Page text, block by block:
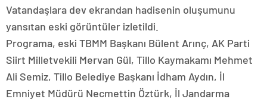
Vatandaşlara dev ekrandan hadisenin oluşumunu
yansıtan eski görüntüler izletildi.
Programa, eski TBMM Başkanı Bülent Arınç, AK Parti
Siirt Milletvekili Mervan Gül, Tillo Kaymakamı Mehmet
Ali Semiz, Tillo Belediye Başkanı İdham Aydın, İl
Emniyet Müdürü Necmettin Öztürk, İl Jandarma